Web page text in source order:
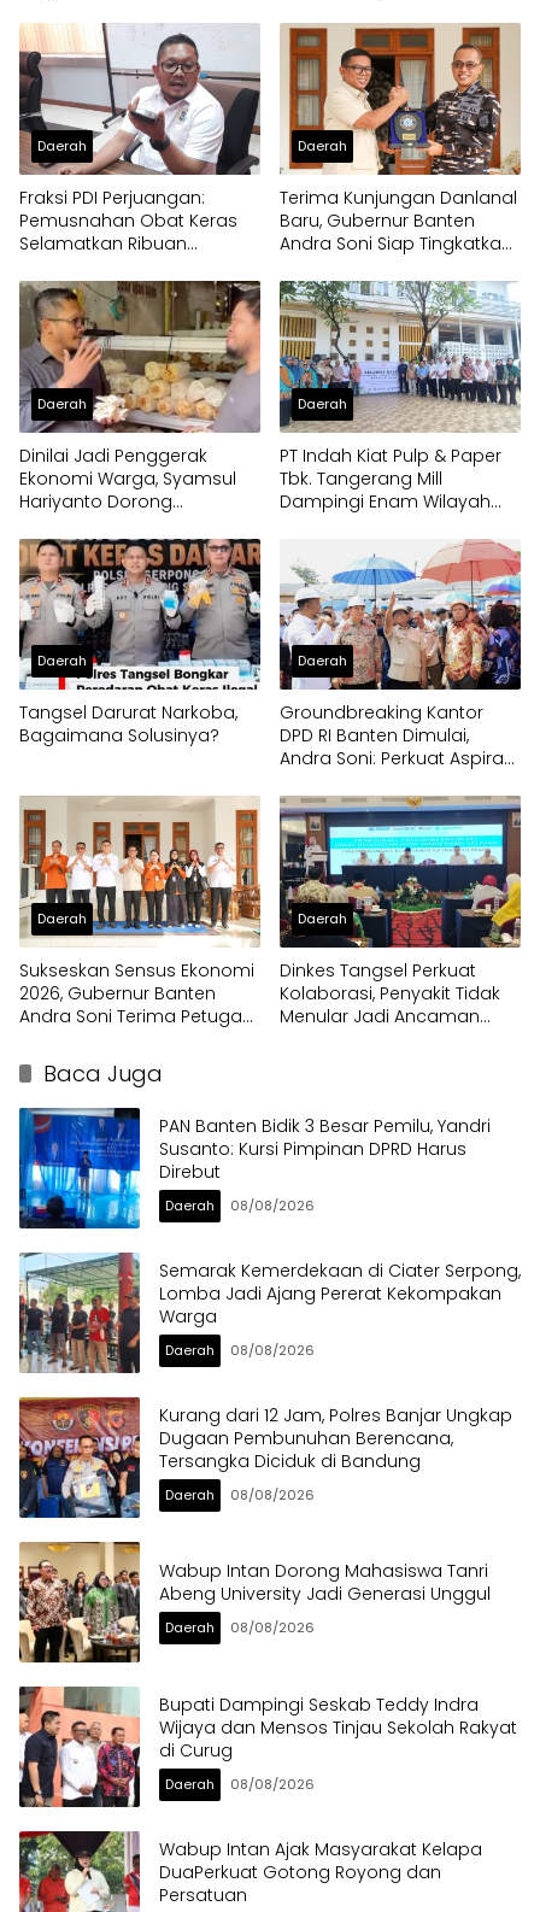
Daerah
Fraksi PDI Perjuangan:
Pemusnahan Obat Keras
Selamatkan Ribuan
Daerah
Terima Kunjungan Danlanal
Baru, Gubernur Banten
Andra Soni Siap Tingkatkan
Daerah
Dinilai Jadi Penggerak
Ekonomi Warga, Syamsul
Hariyanto Dorong
Jamur Crispy di Serpong
Daerah
PT Indah Kiat Pulp & Paper
Tbk. Tangerang Mill
Dampingi Enam Wilayah
Daerah
Tangsel Darurat Narkoba,
Bagaimana Solusinya?
Daerah
Groundbreaking Kantor
DPD RI Banten Dimulai,
Andra Soni: Perkuat Aspirasi
Daerah
Sukseskan Sensus Ekonomi
2026, Gubernur Banten
Andra Soni Terima Petugas
Daerah
Dinkes Tangsel Perkuat
Kolaborasi, Penyakit Tidak
Menular Jadi Ancaman
Baca Juga
PAN Banten Bidik 3 Besar Pemilu, Yandri
Susanto: Kursi Pimpinan DPRD Harus
Direbut
Daerah 08/08/2026
Semarak Kemerdekaan di Ciater Serpong,
Lomba Jadi Ajang Pererat Kekompakan
Warga
Daerah 08/08/2026
Kurang dari 12 Jam, Polres Banjar Ungkap
Dugaan Pembunuhan Berencana,
Tersangka Diciduk di Bandung
Daerah 08/08/2026
Wabup Intan Dorong Mahasiswa Tanri
Abeng University Jadi Generasi Unggul
Daerah 08/08/2026
Bupati Dampingi Seskab Teddy Indra
Wijaya dan Mensos Tinjau Sekolah Rakyat
di Curug
Daerah 08/08/2026
Wabup Intan Ajak Masyarakat Kelapa
DuaPerkuat Gotong Royong dan
Persatuan